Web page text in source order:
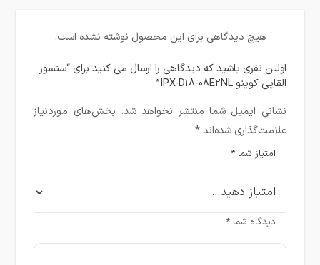
هیچ دیدگاهی برای این محصول نوشته نشده است.
اولین نفری باشید که دیدگاهی را ارسال می کنید برای “سنسور
القایی کوینو IPX-D18-08E2NL”
نشانی ایمیل شما منتشر نخواهد شد. بخش‌های موردنیاز
علامت‌گذاری شده‌اند*
امتیاز شما*
دیدگاه شما*